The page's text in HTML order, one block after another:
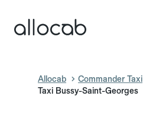
Allocab Commander Taxi
Taxi Bussy-Saint-Georges